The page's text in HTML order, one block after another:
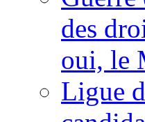
des
oui, le
Ligue